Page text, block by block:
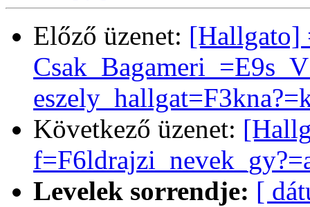
Előző üzenet: [Hallgato]
Következő üzenet:
Levelek sorrendje: [